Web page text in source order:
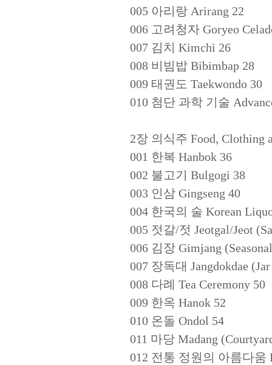
005 아리랑 Arirang 22
006 고려청자 Goryeo
007 김치 Kimchi 26
008 비빔밥 Bibimbap 28
009 태권도 Taekwondo 30
010 첨단 과학 기술
2장 의식주 Food, Clothing
001 한복 Hanbok 36
002 불고기 Bulgogi 38
003 인삼 Gingseng 40
004 한국의 술 Korean
005 젓갈/젓 Jeotgal/Jeot
006 김장 Gimjang
007 장독대 Jangdokdae
008 다례 Tea Ceremony 50
009 한옥 Hanok 52
010 온돌 Ondol 54
011 마당 Madang
012 전통 정원의 아름다움